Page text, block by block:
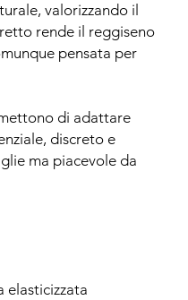
valorizzando il
rende il reggiseno
pensata per
di adattare
discreto e
ma piacevole da
elasticizzata